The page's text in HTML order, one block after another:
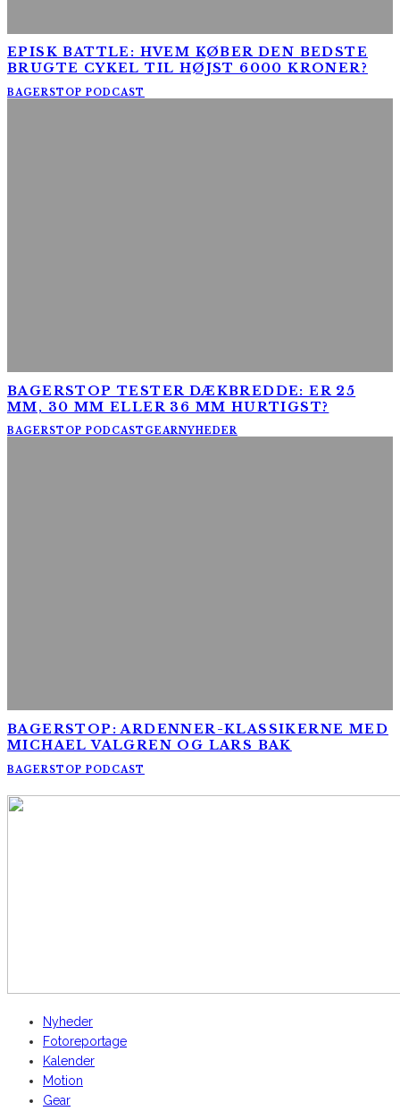
EPISK BATTLE: HVEM KØBER DEN BEDSTE
BRUGTE CYKEL TIL HØJST 6000 KRONER?
BAGERSTOP PODCAST
BAGERSTOP TESTER DÆKBREDDE: ER 25
MM, 30 MM ELLER 36 MM HURTIGST?
BAGERSTOP PODCAST GEARNYHEDER
BAGERSTOP: ARDENNER-KLASSIKERNE MED
MICHAEL VALGREN OG LARS BAK
BAGERSTOP PODCAST
Nyheder
Fotoreportage
Kalender
Motion
Gear